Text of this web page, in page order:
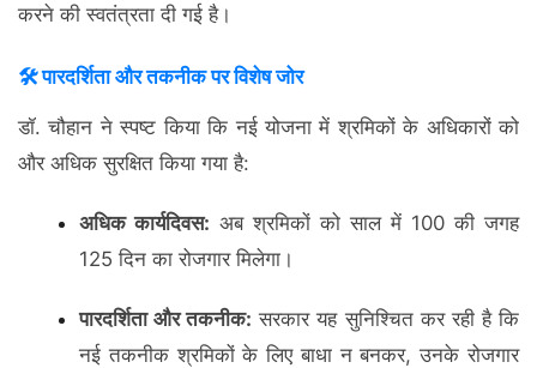
करने की स्वतंत्रता दी गई है।
🛠️ पारदर्शिता और तकनीक पर विशेष जोर
डॉ. चौहान ने स्पष्ट किया कि नई योजना में श्रमिकों के अधिकारों को
और अधिक सुरक्षित किया गया है:
अधिक कार्यदिवस: अब श्रमिकों को साल में 100 की जगह
125 दिन का रोजगार मिलेगा।
पारदर्शिता और तकनीक: सरकार यह सुनिश्चित कर रही है कि
नई तकनीक श्रमिकों के लिए बाधा न बनकर, उनके रोजगार